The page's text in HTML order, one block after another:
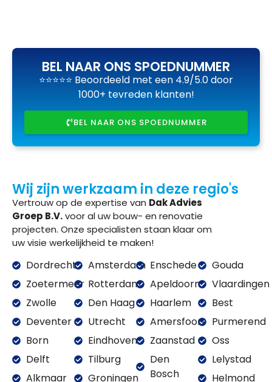
BEL NAAR ONS SPOEDNUMMER
⭐⭐⭐⭐⭐ Beoordeeld met een 4.9/5.0 door
1000+ tevreden klanten!
BEL NAAR ONS SPOEDNUMMER
Wij zijn werkzaam in deze regio's
Vertrouw op de expertise van Dak Advies
Groep B.V.voor al uw bouw- en renovatie
projecten. Onze specialisten staan klaar om
uw visie werkelijkheid te maken!
Dordrecht
Zoetermeer
Zwolle
Deventer
Born
Delft
Alkmaar
Amsterdam
Rotterdam
Den Haag
Utrecht
Eindhoven
Tilburg
Groningen
Enschede
Apeldoorn
Haarlem
Amersfoort
Zaanstad
Den
Bosch
Gouda
Vlaardingen
Best
Purmerend
Oss
Lelystad
Helmond